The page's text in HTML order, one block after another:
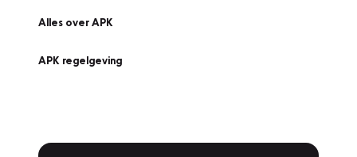
Alles over APK
APK regelgeving